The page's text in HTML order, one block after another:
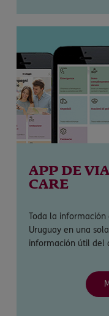
APP DE
CARE
Toda la información
Uruguay en una
información útil del